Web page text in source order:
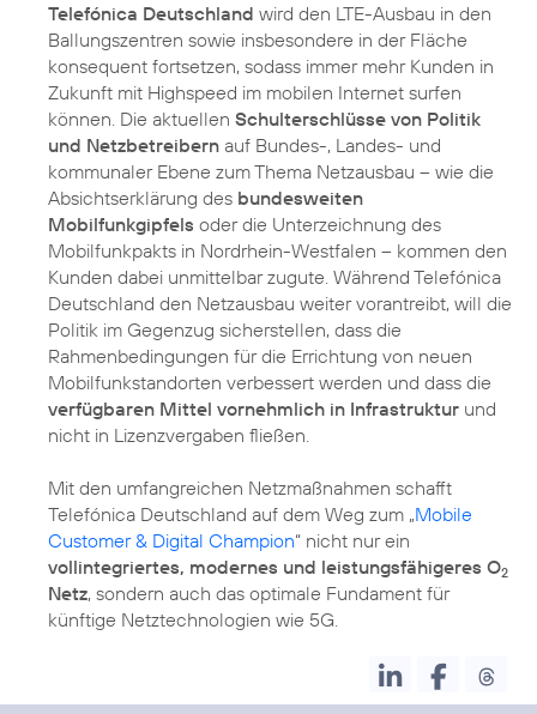
Telefónica Deutschland wird den LTE-Ausbau in den
Ballungszentren sowie insbesondere in der Fläche
konsequent fortsetzen, sodass immer mehr Kunden in
Zukunft mit Highspeed im mobilen Internet surfen
können. Die aktuellen Schulterschlüsse von Politik
und Netzbetreibern auf Bundes-, Landes- und
kommunaler Ebene zum Thema Netzausbau – wie die
Absichtserklärung des bundesweiten
Mobilfunkgipfels oder die Unterzeichnung des
Mobilfunkpakts in Nordrhein-Westfalen – kommen den
Kunden dabei unmittelbar zugute. Während Telefónica
Deutschland den Netzausbau weiter vorantreibt, will die
Politik im Gegenzug sicherstellen, dass die
Rahmenbedingungen für die Errichtung von neuen
Mobilfunkstandorten verbessert werden und dass die
verfügbaren Mittel vornehmlich in Infrastruktur und
nicht in Lizenzvergaben fließen.
Mit den umfangreichen Netzmaßnahmen schafft
Telefónica Deutschland auf dem Weg zum „Mobile
Customer & Digital Champion“ nicht nur ein
vollintegriertes, modernes und leistungsfähigeres O2
Netz, sondern auch das optimale Fundament für
künftige Netztechnologien wie 5G.